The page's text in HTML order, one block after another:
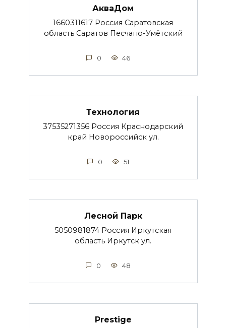
АкваДом
1660311617 Россия Саратовская
область Саратов Песчано-Умётский
0 46
Технология
37535271356 Россия Краснодарский
край Новороссийск ул.
0 51
Лесной Парк
5050981874 Россия Иркутская
область Иркутск ул.
0 48
Prestige